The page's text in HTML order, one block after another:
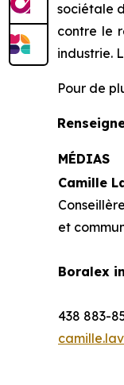
sociétale
contre le
industrie.
Pour de
MÉDIAS
Camille
et
Boralex
438 883-